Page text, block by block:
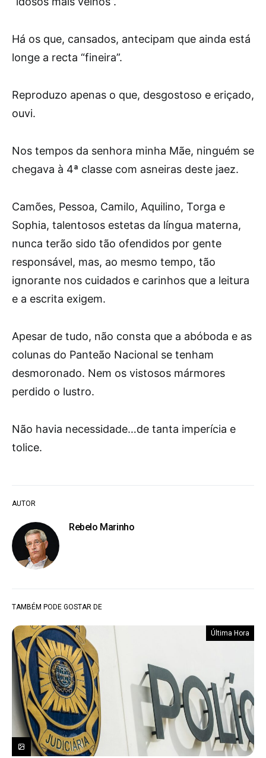
AUTOR
Rebelo Marinho
Há os que, cansados, antecipam que ainda está
longe a recta “fineira”.
Reproduzo apenas o que, desgostoso e eriçado,
ouvi.
Nos tempos da senhora minha Mãe, ninguém se
chegava à 4ª classe com asneiras deste jaez.
Camões, Pessoa, Camilo, Aquilino, Torga e
Sophia, talentosos estetas da língua materna,
nunca terão sido tão ofendidos por gente
responsável, mas, ao mesmo tempo, tão
ignorante nos cuidados e carinhos que a leitura
e a escrita exigem.
Apesar de tudo, não consta que a abóboda e as
colunas do Panteão Nacional se tenham
desmoronado. Nem os vistosos mármores
perdido o lustro.
Não havia necessidade…de tanta imperícia e
tolice.
TAMBÉM PODE GOSTAR DE
Última Hora